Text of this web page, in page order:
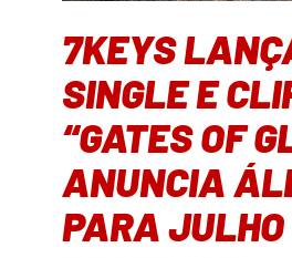
7KEYS
SINGLE E
“GATES OF
ANUNCIA
PARA JULHO